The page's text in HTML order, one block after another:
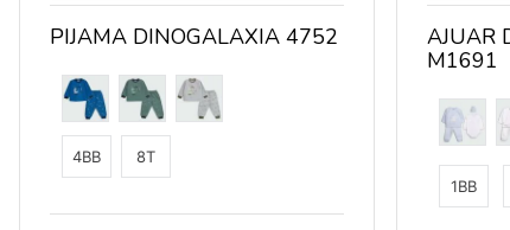
4BB 8T
PIJAMA DINOGALAXIA 4752
1BB
AJUAR
M1691